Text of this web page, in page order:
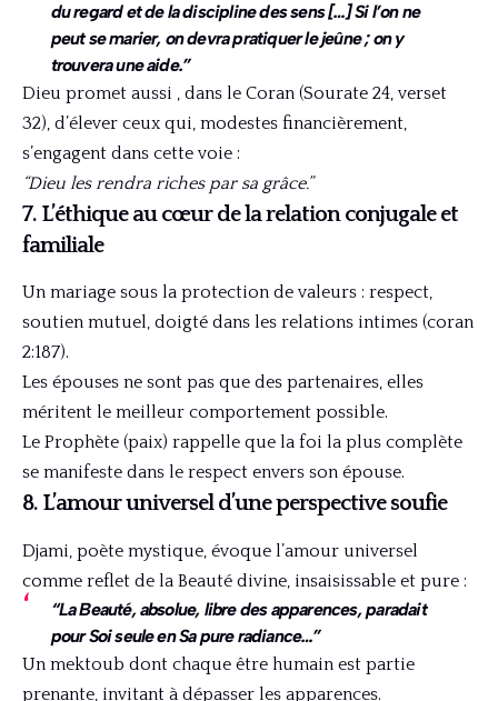
du regard et de la discipline des sens […] Si l’on ne
peut se marier, on devra pratiquer le jeûne ; on y
trouvera une aide.”
Dieu promet aussi , dans le Coran (Sourate 24, verset
32), d’élever ceux qui, modestes financièrement,
s’engagent dans cette voie :
“Dieu les rendra riches par sa grâce.”
7. L’éthique au cœur de la relation conjugale et
familiale
Un mariage sous la protection de valeurs : respect,
soutien mutuel, doigté dans les relations intimes (coran
2:187).
Les épouses ne sont pas que des partenaires, elles
méritent le meilleur comportement possible.
Le Prophète (paix) rappelle que la foi la plus complète
se manifeste dans le respect envers son épouse.
8. L’amour universel d’une perspective soufie
Djami, poète mystique, évoque l’amour universel
comme reflet de la Beauté divine, insaisissable et pure :
“La Beauté, absolue, libre des apparences, paradait
pour Soi seule en Sa pure radiance…”
Un mektoub dont chaque être humain est partie
prenante, invitant à dépasser les apparences.